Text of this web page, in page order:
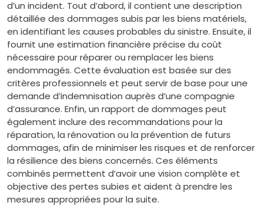
d’un incident. Tout d’abord, il contient une description
détaillée des dommages subis par les biens matériels,
en identifiant les causes probables du sinistre. Ensuite, il
fournit une estimation financière précise du coût
nécessaire pour réparer ou remplacer les biens
endommagés. Cette évaluation est basée sur des
critères professionnels et peut servir de base pour une
demande d’indemnisation auprès d’une compagnie
d’assurance. Enfin, un rapport de dommages peut
également inclure des recommandations pour la
réparation, la rénovation ou la prévention de futurs
dommages, afin de minimiser les risques et de renforcer
la résilience des biens concernés. Ces éléments
combinés permettent d’avoir une vision complète et
objective des pertes subies et aident à prendre les
mesures appropriées pour la suite.